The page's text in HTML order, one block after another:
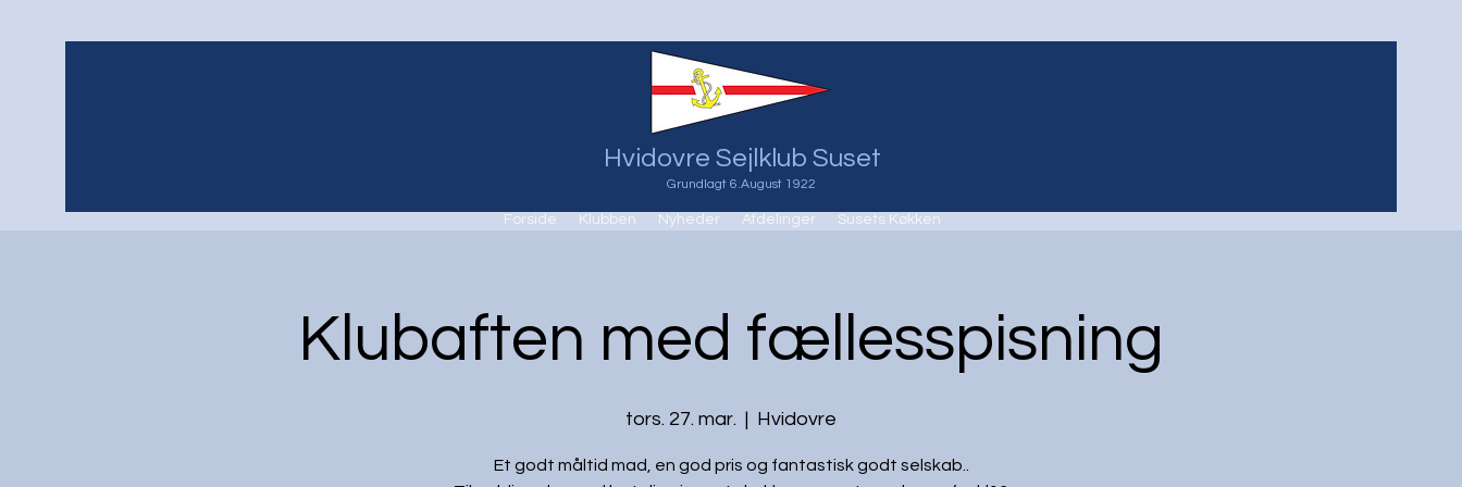
Hvidovre Sejlklub Suset
Grundlagt 6.August 1922
Forside Klubben Nyheder Afdelinger Susets Køkken
Klubaften med fællesspisning
tors. 27. mar.
  |
Hvidovre
Et godt måltid mad, en god pris og fantastisk godt selskab..